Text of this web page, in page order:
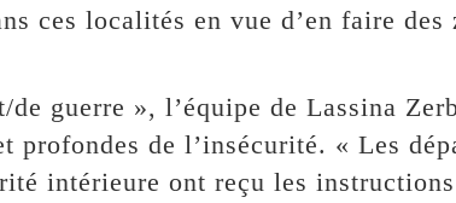
ces localités en vue d’en faire des
guerre », l’équipe de Lassina
profondes de l’insécurité. « Les
intérieure ont reçu les